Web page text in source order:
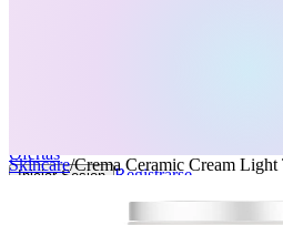
Ofertas
Iniciar Sesion Registrarse
Skincare/Crema Ceramic Cream